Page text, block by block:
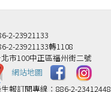
2-23921133
2-23921133轉1108
市100中正區福州街二號
網站地圖
報訂閱專線：886-2-23412448